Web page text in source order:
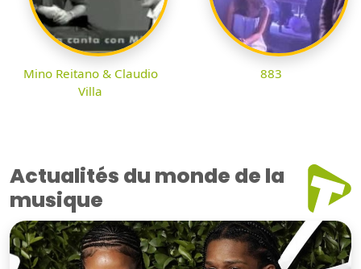
Mino Reitano & Claudio
Villa
883
Actualités du monde de la
musique